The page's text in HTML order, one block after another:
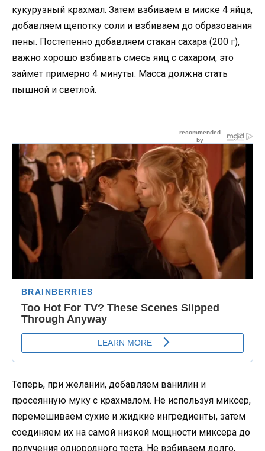
кукурузный крахмал. Затем взбиваем в миске 4 яйца,
добавляем щепотку соли и взбиваем до образования
пены. Постепенно добавляем стакан сахара (200 г),
важно хорошо взбивать смесь яиц с сахаром, это
займет примерно 4 минуты. Масса должна стать
пышной и светлой.
Теперь, при желании, добавляем ванилин и
просеянную муку с крахмалом. Не используя миксер,
перемешиваем сухие и жидкие ингредиенты, затем
соединяем их на самой низкой мощности миксера до
получения однородного теста. Не взбиваем долго,